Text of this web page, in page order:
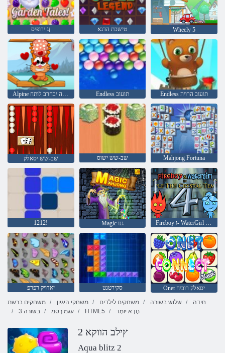
ןג ירופיס טישכת הדגא Wheely 5
Endless תועוב Endless תועוב הרויה
שב-שש יסאלק שב-שש ישוס Mahjong Fortuna
1212! Magic גנו Fireboy ו- WaterGirl 4: Temple Crystal
יאדויק רפרפ סקירטנט
Onet יסאלק רוביח
משחקים ברשת
משחקי היגיון משחקים לילדים שלוש בשורה
חידה
3 בשורה
עגמ ךסמ HTML5 םָדָא יּומְד
2 ץילב הווקא
Aqua blitz 2